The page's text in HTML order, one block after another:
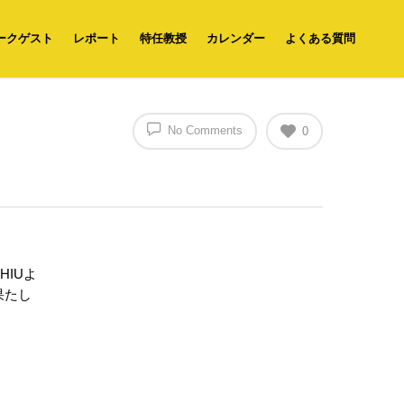
クゲスト レポート 特任教授 カレンダー よくある質問
No Comments 0
よ
し